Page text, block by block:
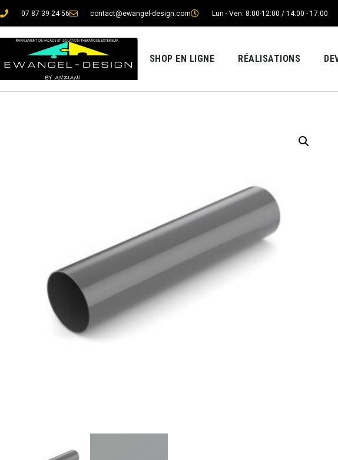
07 87 39 24 56 contact@ewangel-design.com Lun - Ven: 8:00-12:00 / 14:00 - 17:00
SHOP EN LIGNE RÉALISATIONS